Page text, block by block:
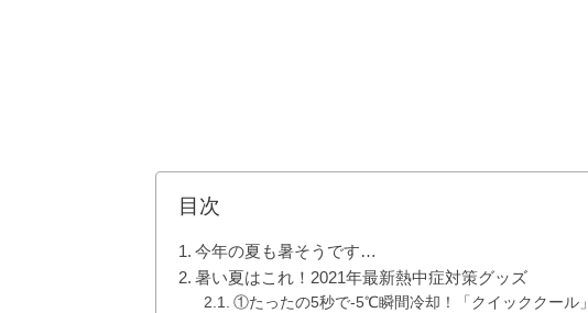
目次
今年の夏も暑そうです…
暑い夏はこれ！2021年最新熱中症対策グッズ
①たったの5秒で-5℃瞬間冷却！「クイッククール」